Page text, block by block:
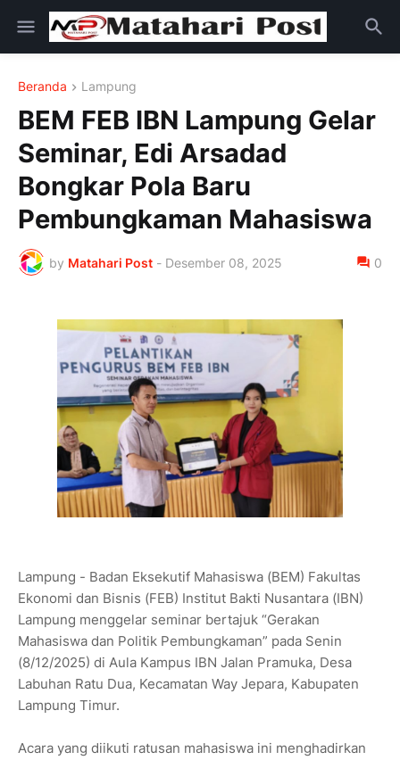
Beranda Lampung
BEM FEB IBN Lampung Gelar
Seminar, Edi Arsadad
Bongkar Pola Baru
Pembungkaman Mahasiswa
by Matahari Post - Desember 08, 2025 0
Lampung - Badan Eksekutif Mahasiswa (BEM) Fakultas
Ekonomi dan Bisnis (FEB) Institut Bakti Nusantara (IBN)
Lampung menggelar seminar bertajuk “Gerakan
Mahasiswa dan Politik Pembungkaman” pada Senin
(8/12/2025) di Aula Kampus IBN Jalan Pramuka, Desa
Labuhan Ratu Dua, Kecamatan Way Jepara, Kabupaten
Lampung Timur.
Acara yang diikuti ratusan mahasiswa ini menghadirkan